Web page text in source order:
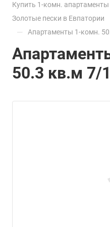
Купить 1-комн.
Золотые пески в Евпатории
— Апартаменты 1-комн.
50.3 кв.м 7/